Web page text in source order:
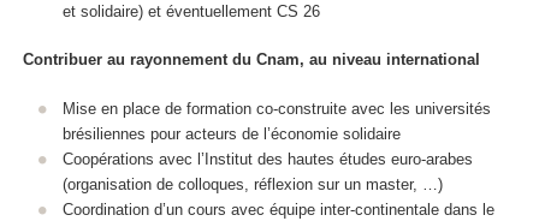
et solidaire) et éventuellement CS 26
Contribuer au rayonnement du Cnam, au niveau international
Mise en place de formation co-construite avec les universités
brésiliennes pour acteurs de l’économie solidaire
Coopérations avec l’Institut des hautes études euro-arabes
(organisation de colloques, réflexion sur un master, …)
Coordination d’un cours avec équipe inter-continentale dans le